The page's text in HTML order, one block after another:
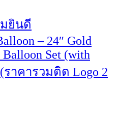
ยินดี
– 24″ Gold
Set (with
ราคารวมติด Logo 2